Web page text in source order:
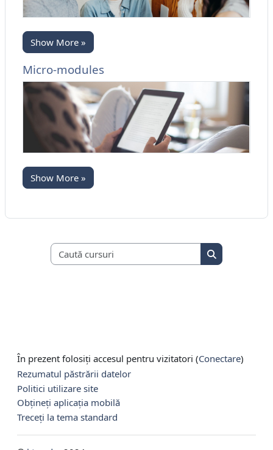
Show More »
Micro-modules
Show More »
Caută cursuri
Caută cursuri
În prezent folosiți accesul pentru vizitatori (Conectare)
Rezumatul păstrării datelor
Politici utilizare site
Obțineți aplicația mobilă
Treceți la tema standard